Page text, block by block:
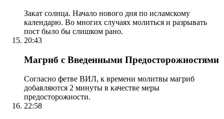
Закат солнца. Начало нового дня по исламскому
календарю. Во многих случаях молиться и разрывать
пост было бы слишком рано.
20:43
Магриб с Введенными Предосторожностями
Согласно фетве ВИЛ, к времени молитвы магриб
добавляются 2 минуты в качестве меры
предосторожности.
22:58